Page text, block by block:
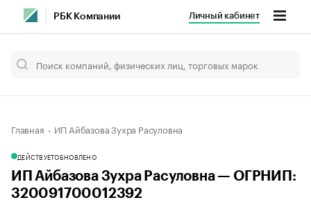
РБК Компании Личный кабинет
Главная ИП Айбазова Зухра Расуловна
ДЕЙСТВУЕТОБНОВЛЕНО
ИП Айбазова Зухра Расуловна — ОГРНИП:
320091700012392